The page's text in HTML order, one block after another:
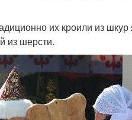
их кроили из
из шерсти.